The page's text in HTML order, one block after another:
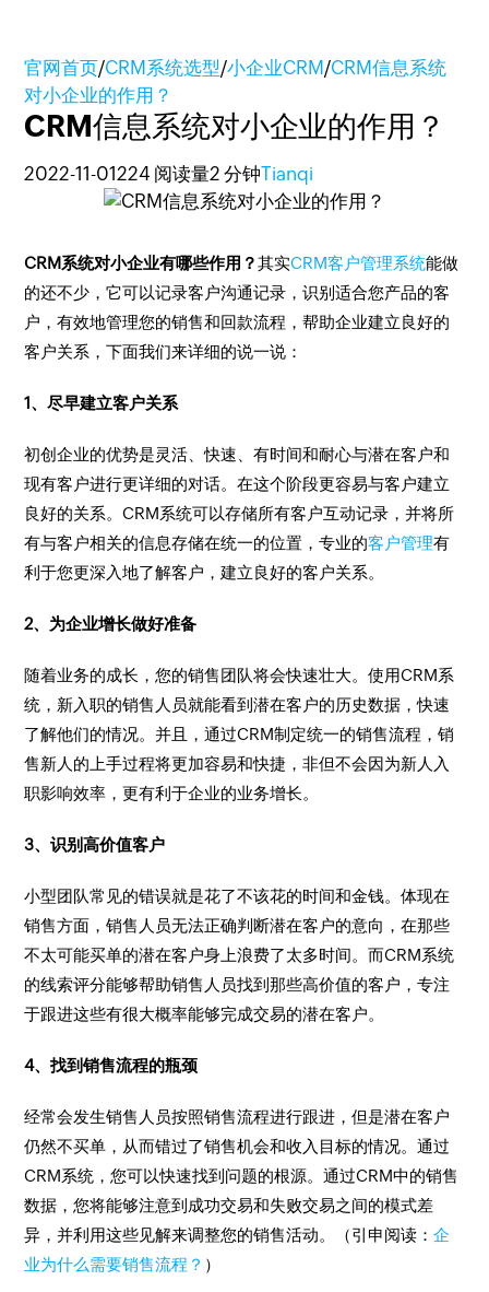
官网首页/CRM系统选型/小企业CRM/CRM信息系统
对小企业的作用？
CRM信息系统对小企业的作用？
2022-11-01224 阅读量2 分钟Tianqi
CRM系统对小企业有哪些作用？其实CRM客户管理系统能做
的还不少，它可以记录客户沟通记录，识别适合您产品的客
户，有效地管理您的销售和回款流程，帮助企业建立良好的
客户关系，下面我们来详细的说一说：
1、尽早建立客户关系
初创企业的优势是灵活、快速、有时间和耐心与潜在客户和
现有客户进行更详细的对话。在这个阶段更容易与客户建立
良好的关系。CRM系统可以存储所有客户互动记录，并将所
有与客户相关的信息存储在统一的位置，专业的客户管理有
利于您更深入地了解客户，建立良好的客户关系。
2、为企业增长做好准备
随着业务的成长，您的销售团队将会快速壮大。使用CRM系
统，新入职的销售人员就能看到潜在客户的历史数据，快速
了解他们的情况。并且，通过CRM制定统一的销售流程，销
售新人的上手过程将更加容易和快捷，非但不会因为新人入
职影响效率，更有利于企业的业务增长。
3、识别高价值客户
小型团队常见的错误就是花了不该花的时间和金钱。体现在
销售方面，销售人员无法正确判断潜在客户的意向，在那些
不太可能买单的潜在客户身上浪费了太多时间。而CRM系统
的线索评分能够帮助销售人员找到那些高价值的客户，专注
于跟进这些有很大概率能够完成交易的潜在客户。
4、找到销售流程的瓶颈
经常会发生销售人员按照销售流程进行跟进，但是潜在客户
仍然不买单，从而错过了销售机会和收入目标的情况。通过
CRM系统，您可以快速找到问题的根源。通过CRM中的销售
数据，您将能够注意到成功交易和失败交易之间的模式差
异，并利用这些见解来调整您的销售活动。（引申阅读：企
业为什么需要销售流程？ ）